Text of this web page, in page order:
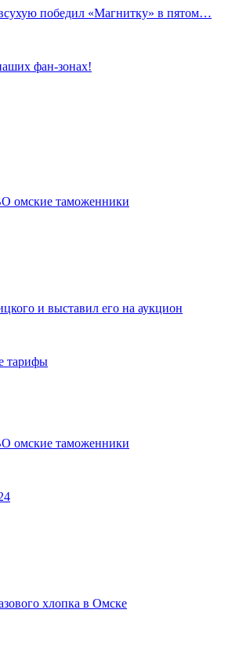
победил «Магнитку» в пятом…
фан-зонах!
омские таможенники
и выставил его на аукцион
тарифы
омские таможенники
хлопка в Омске